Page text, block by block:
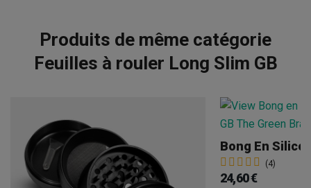
Produits de même catégorie
Feuilles à rouler Long Slim GB
Bong En
(4)
24,60 €